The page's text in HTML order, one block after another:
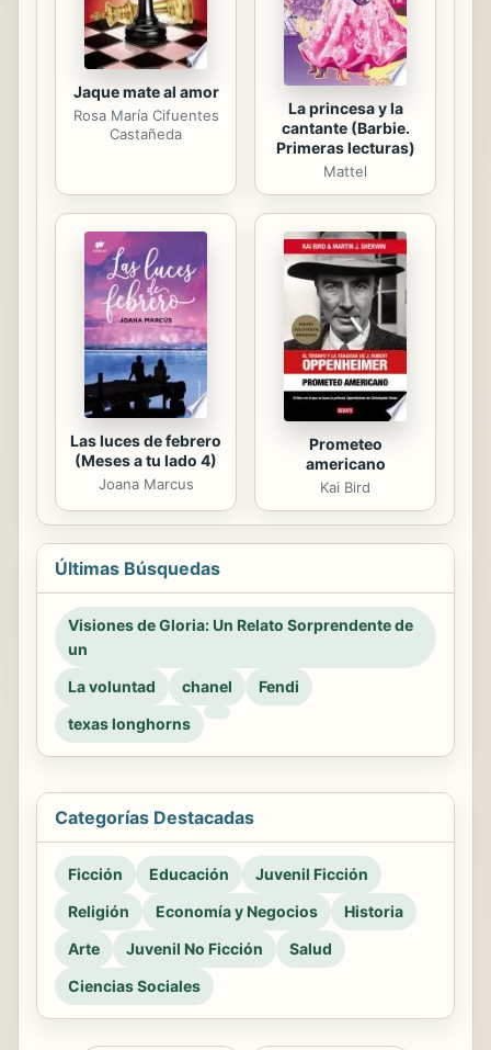
Jaque mate al amor
Rosa María Cifuentes
Castañeda
La princesa y la
cantante (Barbie.
Primeras lecturas)
Mattel
Las luces de febrero
(Meses a tu lado 4)
Joana Marcus
Prometeo
americano
Kai Bird
Últimas Búsquedas
Visiones de Gloria: Un Relato Sorprendente de
un
La voluntad
chanel
Fendi
texas longhorns
Categorías Destacadas
Ficción Educación
Juvenil Ficción
Religión
Economía y Negocios
Historia
Arte
Juvenil No Ficción
Salud
Ciencias Sociales